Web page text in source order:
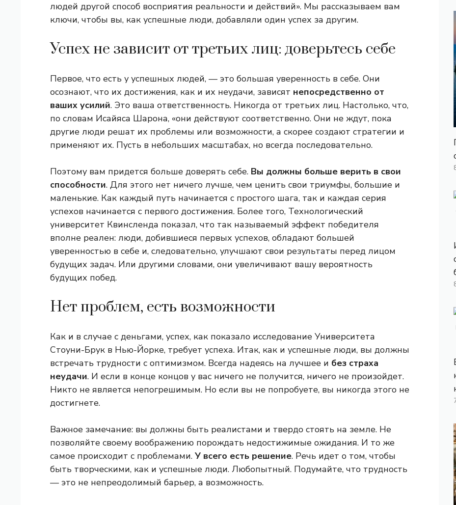
людей другой способ восприятия реальности и действий». Мы рассказываем вам
ключи, чтобы вы, как успешные люди, добавляли один успех за другим.
Успех не зависит от третьих лиц: доверьтесь себе
Первое, что есть у успешных людей, — это большая уверенность в себе. Они
осознают, что их достижения, как и их неудачи, зависят непосредственно от
ваших усилий. Это ваша ответственность. Никогда от третьих лиц. Настолько, что,
по словам Исайяса Шарона, «они действуют соответственно. Они не ждут, пока
другие люди решат их проблемы или возможности, а скорее создают стратегии и
применяют их. Пусть в небольших масштабах, но всегда последовательно.
Поэтому вам придется больше доверять себе. Вы должны больше верить в свои
способности. Для этого нет ничего лучше, чем ценить свои триумфы, большие и
маленькие. Как каждый путь начинается с простого шага, так и каждая серия
успехов начинается с первого достижения. Более того, Технологический
университет Квинсленда показал, что так называемый эффект победителя
вполне реален: люди, добившиеся первых успехов, обладают большей
уверенностью в себе и, следовательно, улучшают свои результаты перед лицом
будущих задач. Или другими словами, они увеличивают вашу вероятность
будущих побед.
Нет проблем, есть возможности
Как и в случае с деньгами, успех, как показало исследование Университета
Стоуни-Брук в Нью-Йорке, требует успеха. Итак, как и успешные люди, вы должны
встречать трудности с оптимизмом. Всегда надеясь на лучшее и без страха
неудачи. И если в конце концов у вас ничего не получится, ничего не произойдет.
Никто не является непогрешимым. Но если вы не попробуете, вы никогда этого не
достигнете.
Важное замечание: вы должны быть реалистами и твердо стоять на земле. Не
позволяйте своему воображению порождать недостижимые ожидания. И то же
самое происходит с проблемами. У всего есть решение. Речь идет о том, чтобы
быть творческими, как и успешные люди. Любопытный. Подумайте, что трудность
— это не непреодолимый барьер, а возможность.